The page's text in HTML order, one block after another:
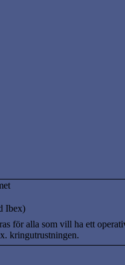
Ibex)
för alla som vill ha ett
kringutrustningen.